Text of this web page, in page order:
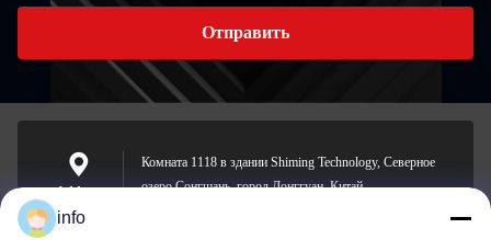
Отправить
Address
Комната 1118 в здании Shiming Technology, Северное
озеро Сонгшань, город Донггуан, Китай.
info